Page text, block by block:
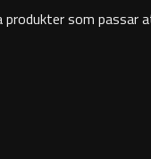
som passar